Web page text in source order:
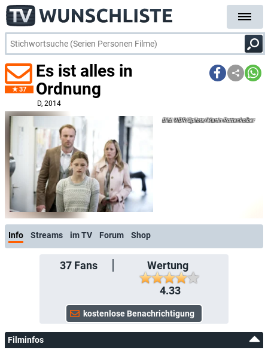
37
Es ist alles in
Ordnung
D, 2014
WDR/2pilots/Martin Rottenkolber
Info Streams im TV Forum Shop
37Fans
Wertung
4.33
Filminfos